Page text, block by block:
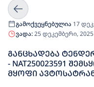
გამოქვეყნებულია 17
ვადა:25 დეკემბერი, 2025
ᲒᲐᲜᲪᲮᲐᲓᲔᲑᲐ
- NAT250023591
ᲛᲧᲝᲤᲘ